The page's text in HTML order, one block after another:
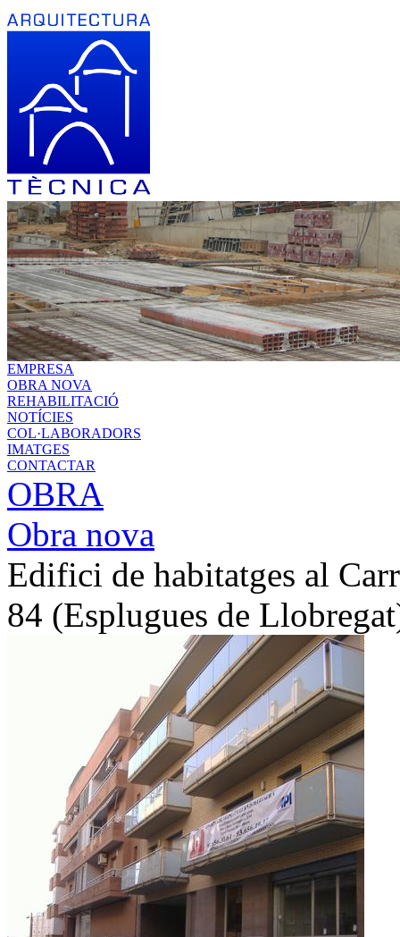
EMPRESA
OBRA NOVA
REHABILITACIÓ
NOTÍCIES
COL·LABORADORS
IMATGES
CONTACTAR
OBRA
Obra nova
Edifici de habitatges al
84 (Esplugues de